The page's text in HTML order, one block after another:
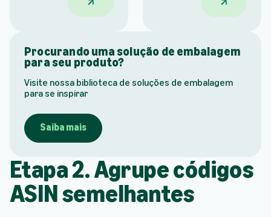
Envios flexíveis na embalagem do produto
Navios
Procurando uma solução de embalagem
para seu produto?
Visite nossa biblioteca de soluções de embalagem
para se inspirar
Saiba mais
Etapa 2. Agrupe códigos
ASIN semelhantes